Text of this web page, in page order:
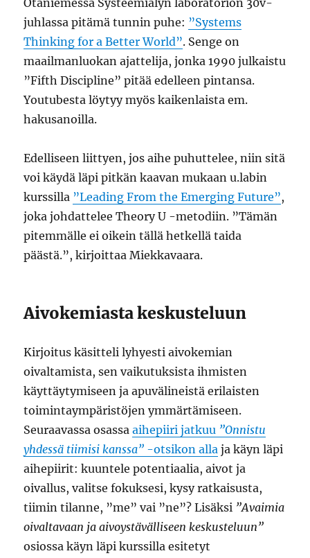
Otaniemessä Systeemiälyn laboratorion 30v-
juhlassa pitämä tunnin puhe: ”Systems
Thinking for a Better World”. Senge on
maailmanluokan ajattelija, jonka 1990 julkaistu
”Fifth Discipline” pitää edelleen pintansa.
Youtubesta löytyy myös kaikenlaista em.
hakusanoilla.
Edelliseen liittyen, jos aihe puhuttelee, niin sitä
voi käydä läpi pitkän kaavan mukaan u.labin
kurssilla ”Leading From the Emerging Future”,
joka johdattelee Theory U -metodiin. ”Tämän
pitemmälle ei oikein tällä hetkellä taida
päästä.”, kirjoittaa Miekkavaara.
Aivokemiasta keskusteluun
Kirjoitus käsitteli lyhyesti aivokemian
oivaltamista, sen vaikutuksista ihmisten
käyttäytymiseen ja apuvälineistä erilaisten
toimintaympäristöjen ymmärtämiseen.
Seuraavassa osassaaihepiiri jatkuu ”Onnistu
yhdessä tiimisi kanssa” -otsikon alla ja käyn läpi
aihepiirit: kuuntele potentiaalia, aivot ja
oivallus, valitse fokuksesi, kysy ratkaisusta,
tiimin tilanne, ”me” vai ”ne”? Lisäksi ”Avaimia
oivaltavaan ja aivoystävälliseen keskusteluun”
osiossa käyn läpi kurssilla esitetyt